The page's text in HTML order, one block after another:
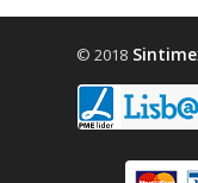
© 2018